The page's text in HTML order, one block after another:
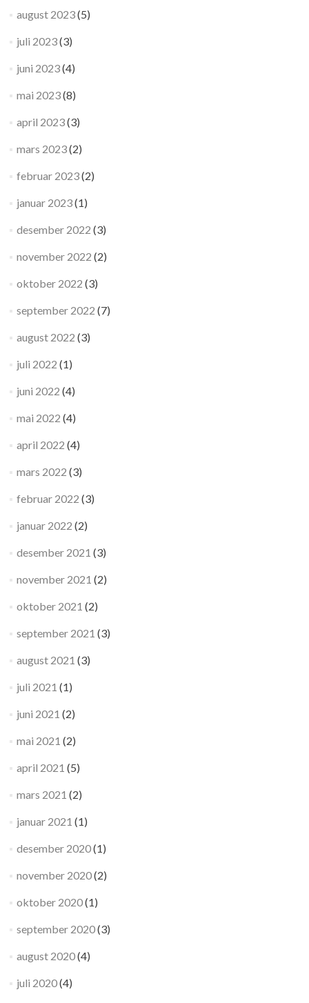
august 2023(5)
juli 2023(3)
juni 2023(4)
mai 2023(8)
april 2023(3)
mars 2023(2)
februar 2023(2)
januar 2023(1)
desember 2022 (3)
november 2022 (2)
oktober 2022 (3)
september 2022 (7)
august 2022 (3)
juli 2022 (1)
juni 2022 (4)
mai 2022 (4)
april 2022 (4)
mars 2022 (3)
februar 2022 (3)
januar 2022 (2)
desember 2021 (3)
november 2021 (2)
oktober 2021 (2)
september 2021 (3)
august 2021 (3)
juli 2021 (1)
juni 2021 (2)
mai 2021 (2)
april 2021 (5)
mars 2021 (2)
januar 2021 (1)
desember 2020(1)
november 2020(2)
oktober 2020(1)
september 2020(3)
august 2020(4)
juli 2020(4)